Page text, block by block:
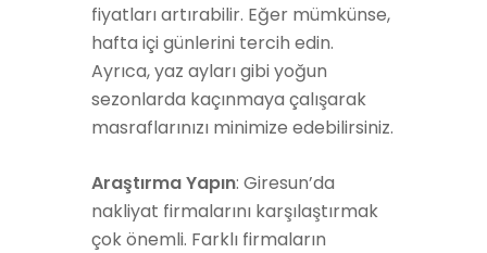
fiyatları artırabilir. Eğer mümkünse,
hafta içi günlerini tercih edin.
Ayrıca, yaz ayları gibi yoğun
sezonlarda kaçınmaya çalışarak
masraflarınızı minimize edebilirsiniz.
Araştırma Yapın: Giresun’da
nakliyat firmalarını karşılaştırmak
çok önemli. Farklı firmaların